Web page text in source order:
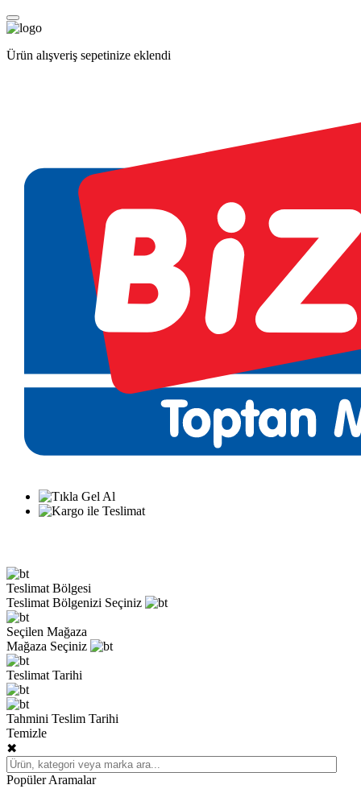
Ürün alışveriş sepetinize eklendi
Teslimat Bölgesi
Teslimat Bölgenizi Seçiniz
Seçilen Mağaza
Mağaza Seçiniz
Teslimat Tarihi
Tahmini Teslim Tarihi
Temizle
✖
Popüler Aramalar